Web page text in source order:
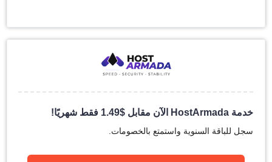
خدمة HostArmada الآن مقابل $
1.49 فقط شهريًا!
سجل للباقة السنوية واستمتع بالخصومات.